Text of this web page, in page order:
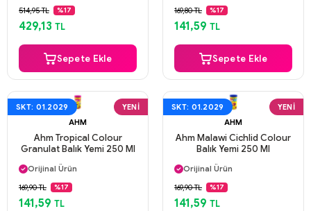
Güvenli Ödeme
Aynı Gün Kargo
514,95 TL %17
429,13 TL
Sepete Ekle
Güvenli Ödeme
Aynı Gün Kargo
169,80 TL %17
141,59 TL
Sepete Ekle
SKT: 01.2029
YENI
AHM
Ahm Tropical Colour
Granulat Balık Yemi 250 Ml
Aynı Gün Kargo
Orijinal Ürün
Güvenli Ödeme
Aynı Gün Kargo
169,90 TL %17
141,59 TL
SKT: 01.2029
YENI
AHM
Ahm Malawi Cichlid Colour
Balık Yemi 250 Ml
Aynı Gün Kargo
Orijinal Ürün
Güvenli Ödeme
Aynı Gün Kargo
169,90 TL %17
141,59 TL